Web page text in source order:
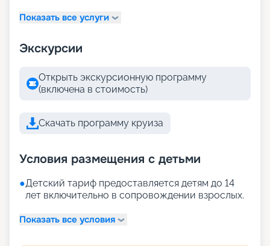
Показать все услуги
Экскурсии
Открыть экскурсионную программу
(включена в стоимость)
Скачать программу круиза
Условия размещения с детьми
●Детский тариф предоставляется детям до 14
лет включительно в сопровождении взрослых.
Показать все условия